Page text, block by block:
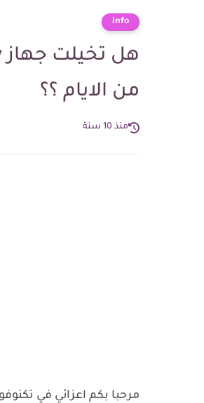
info
من الايام ؟؟
منذ 10 سنة
مرحبا بكم اعزائي في